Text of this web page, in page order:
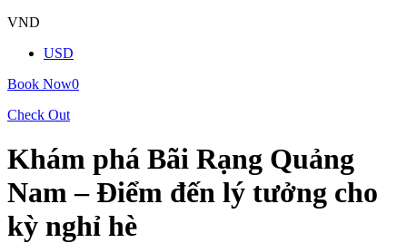
VND
USD
Book Now0
Check Out
Khám phá Bãi Rạng Quảng
Nam – Điểm đến lý tưởng cho
kỳ nghỉ hè